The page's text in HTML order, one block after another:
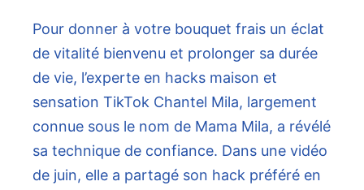
Pour donner à votre bouquet frais un éclat
de vitalité bienvenu et prolonger sa durée
de vie, l’experte en hacks maison et
sensation TikTok Chantel Mila, largement
connue sous le nom de Mama Mila, a révélé
sa technique de confiance. Dans une vidéo
de juin, elle a partagé son hack préféré en